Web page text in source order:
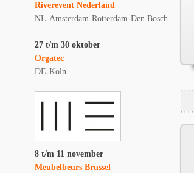
Riverevent Nederland
NL-Amsterdam-Rotterdam-Den Bosch
27 t/m 30 oktober
Orgatec
DE-Köln
8 t/m 11 november
Meubelbeurs Brussel